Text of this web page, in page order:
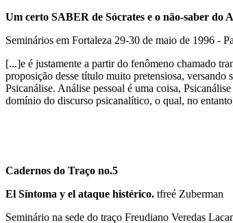
Um certo SABER de Sócrates e o não-saber do
Seminários em Fortaleza 29-30 de maio de 1996 -
[...]e é justamente a partir do fenômeno chamado
proposição desse título muito pretensiosa, versando
Psicanálise. Análise pessoal é uma coisa,
domínio do discurso psicanalítico, o qual, no
Cadernos do Traço no.5
El Síntoma y el ataque histérico. tfreé Zuberman
Seminário na sede do traço Freudiano Veredas